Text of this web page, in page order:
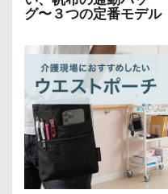
グ〜３つの定番モデル